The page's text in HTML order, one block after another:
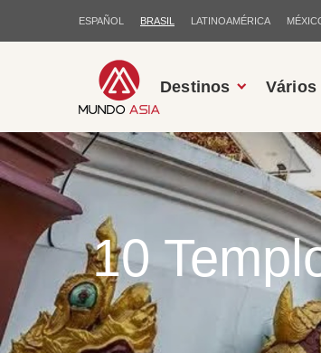
ESPAÑOL BRASIL LATINOAMÉRICA
Destinos Vários
10